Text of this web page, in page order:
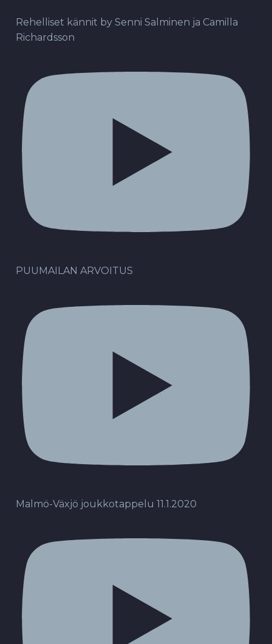
Rehelliset kännit by Senni Salminen ja Camilla
Richardsson
PUUMAILAN ARVOITUS
Malmö-Växjö joukkotappelu 11.1.2020